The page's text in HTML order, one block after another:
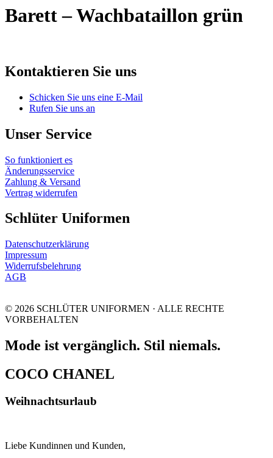
Barett – Wachbataillon grün
Kontaktieren Sie uns
Schicken Sie uns eine E-Mail
Rufen Sie uns an
Unser Service
So funktioniert es
Änderungsservice
Zahlung & Versand
Vertrag widerrufen
Schlüter Uniformen
Datenschutzerklärung
Impressum
Widerrufsbelehrung
AGB
© 2026 SCHLÜTER UNIFORMEN · ALLE RECHTE
VORBEHALTEN
Mode ist vergänglich. Stil niemals.
COCO CHANEL
Weihnachtsurlaub
Liebe Kundinnen und Kunden,